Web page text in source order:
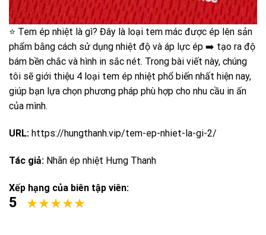
⭐️ Tem ép nhiệt là gì? Đây là loại tem mác được ép lên sản
phẩm bằng cách sử dụng nhiệt độ và áp lực ép ➡️ tạo ra độ
bám bền chắc và hình in sắc nét. Trong bài viết này, chúng
tôi sẽ giới thiệu 4 loại tem ép nhiệt phổ biến nhất hiện nay,
giúp bạn lựa chọn phương pháp phù hợp cho nhu cầu in ấn
của mình.
URL: https://hungthanh.vip/tem-ep-nhiet-la-gi-2/
Tác giả: Nhãn ép nhiệt Hưng Thanh
Xếp hạng của biên tập viên:
5